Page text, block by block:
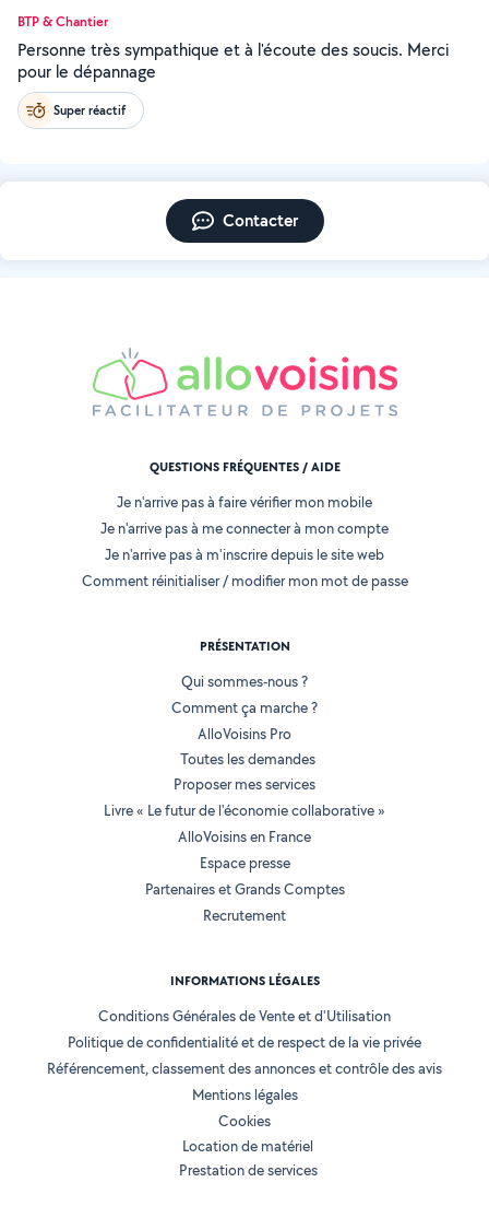
BTP & Chantier
Personne très sympathique et à l'écoute des soucis. Merci
pour le dépannage
Super réactif
Contacter
QUESTIONS FRÉQUENTES / AIDE
Je n'arrive pas à faire vérifier mon mobile
Je n'arrive pas à me connecter à mon compte
Je n'arrive pas à m'inscrire depuis le site web
Comment réinitialiser / modifier mon mot de passe
PRÉSENTATION
Qui sommes-nous ?
Comment ça marche ?
AlloVoisins Pro
Toutes les demandes
Proposer mes services
Livre « Le futur de l'économie collaborative »
AlloVoisins en France
Espace presse
Partenaires et Grands Comptes
Recrutement
INFORMATIONS LÉGALES
Conditions Générales de Vente et d'Utilisation
Politique de confidentialité et de respect de la vie privée
Référencement, classement des annonces et contrôle des avis
Mentions légales
Cookies
Location de matériel
Prestation de services